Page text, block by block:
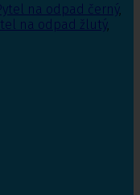
na odpad černý,
na odpad žlutý,